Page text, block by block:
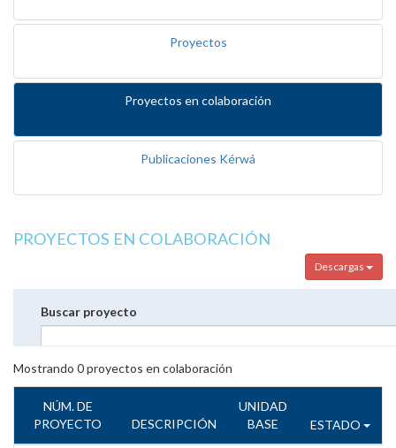
Proyectos
Proyectos en colaboración
Publicaciones Kérwá
PROYECTOS EN COLABORACIÓN
Descargas
Buscar proyecto
Mostrando 0proyectos en colaboración
NÚM. DE
PROYECTO
DESCRIPCIÓN
UNIDAD
BASE
ESTADO